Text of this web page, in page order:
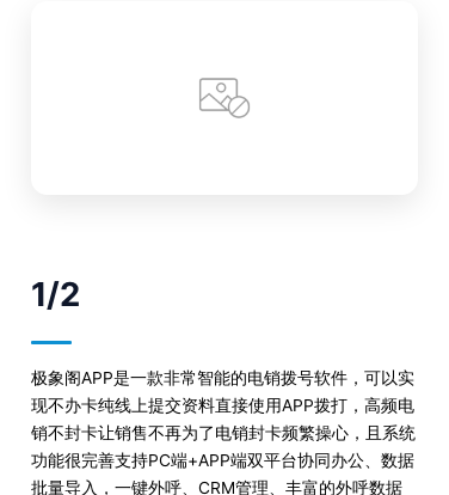
1/2
极象阁APP是一款非常智能的电销拨号软件，可以实
现不办卡纯线上提交资料直接使用APP拨打，高频电
销不封卡让销售不再为了电销封卡频繁操心，且系统
功能很完善支持PC端+APP端双平台协同办公、数据
批量导入，一键外呼、CRM管理、丰富的外呼数据